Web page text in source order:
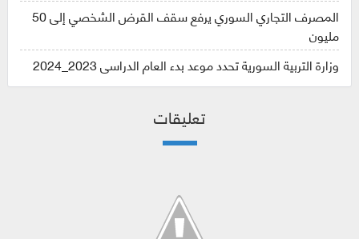
المصرف التجاري السوري يرفع سقف القرض الشخصي إلى 50
مليون
وزارة التربية السورية تحدد موعد بدء العام الدراسي 2023_2024
تعليقات